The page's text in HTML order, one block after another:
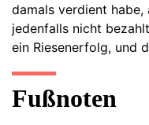
damals verdient
jedenfalls nicht
ein Riesenerfolg, und
Fußnoten